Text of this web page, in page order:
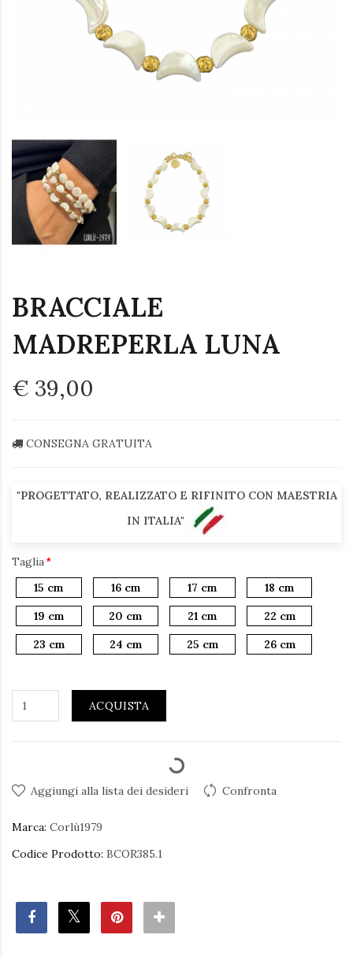
BRACCIALE
MADREPERLA LUNA
€ 39,00
CONSEGNA GRATUITA
"PROGETTATO, REALIZZATO E RIFINITO CON MAESTRIA
IN ITALIA"
Taglia
15 cm
16 cm 17 cm
18 cm
19 cm
20 cm 21 cm
22 cm
23 cm
24 cm 25 cm 26 cm
ACQUISTA
Aggiungi alla lista dei desideri Confronta
Marca: Corlù1979
Codice Prodotto: BCOR385.1